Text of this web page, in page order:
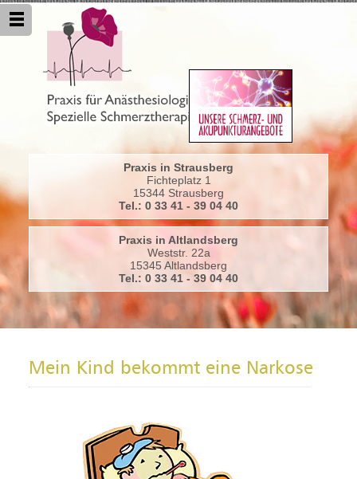
Praxis in Strausberg
Fichteplatz 1
15344 Strausberg
Tel.: 0 33 41 - 39 04 40
Praxis in Altlandsberg
Weststr. 22a
15345 Altlandsberg
Tel.: 0 33 41 - 39 04 40
Mein Kind bekommt eine Narkose